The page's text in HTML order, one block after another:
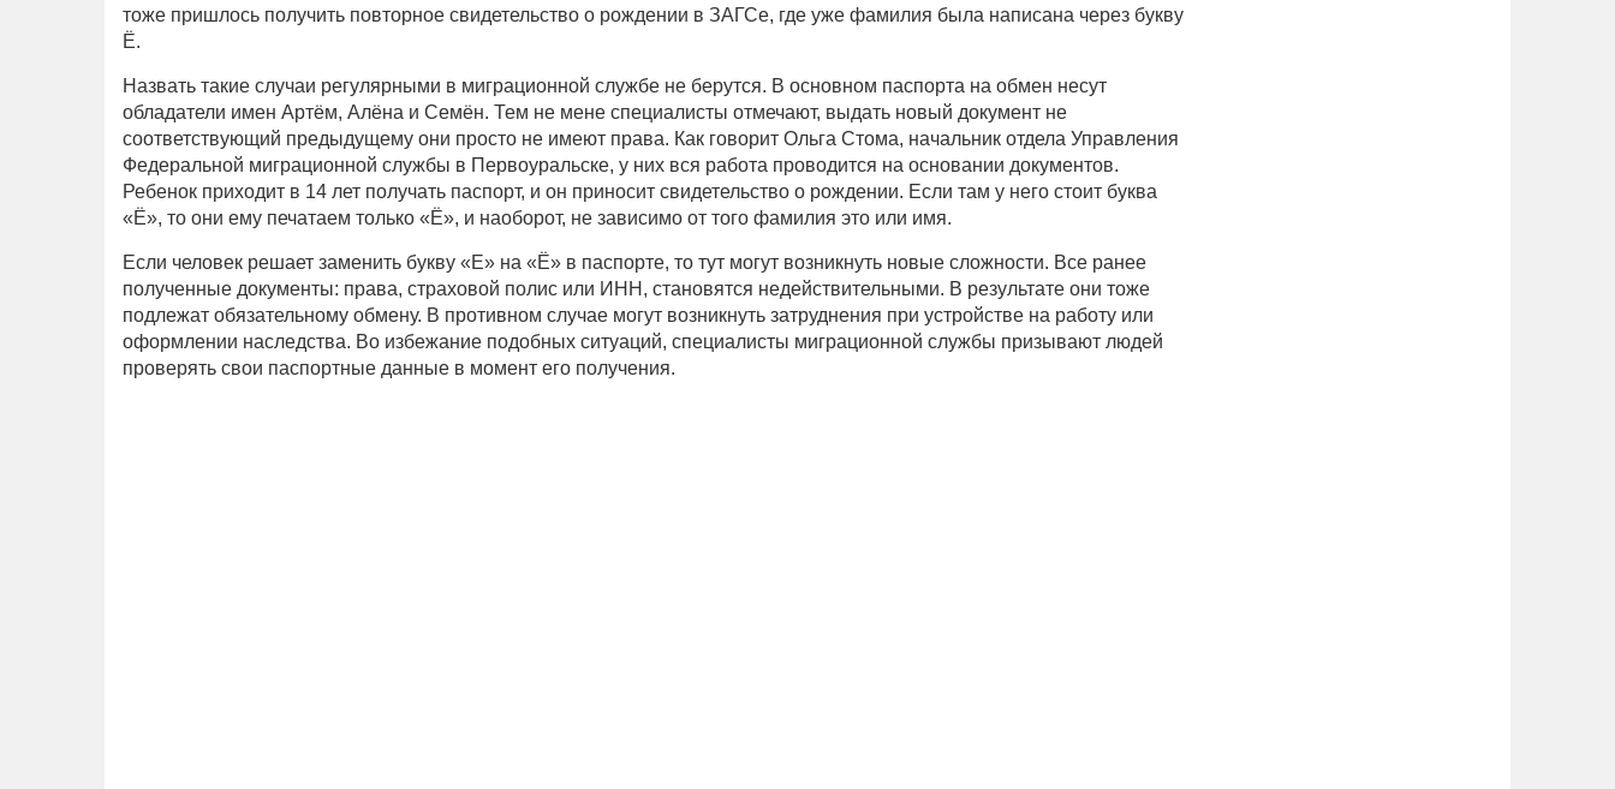
тоже пришлось получить повторное свидетельство о рождении в ЗАГСе, где уже фамилия была написана через букву
Ё.
Назвать такие случаи регулярными в миграционной службе не берутся. В основном паспорта на обмен несут
обладатели имен Артём, Алёна и Семён. Тем не мене специалисты отмечают, выдать новый документ не
соответствующий предыдущему они просто не имеют права. Как говорит Ольга Стома, начальник отдела Управления
Федеральной миграционной службы в Первоуральске, у них вся работа проводится на основании документов.
Ребенок приходит в 14 лет получать паспорт, и он приносит свидетельство о рождении. Если там у него стоит буква
«Ё», то они ему печатаем только «Ё», и наоборот, не зависимо от того фамилия это или имя.
Если человек решает заменить букву «Е» на «Ё» в паспорте, то тут могут возникнуть новые сложности. Все ранее
полученные документы: права, страховой полис или ИНН, становятся недействительными. В результате они тоже
подлежат обязательному обмену. В противном случае могут возникнуть затруднения при устройстве на работу или
оформлении наследства. Во избежание подобных ситуаций, специалисты миграционной службы призывают людей
проверять свои паспортные данные в момент его получения.